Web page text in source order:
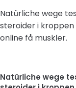
Natürliche wege
steroider i
online få muskler.
Natürliche wege